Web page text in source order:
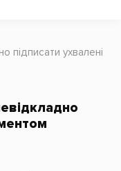
підписати ухвалені